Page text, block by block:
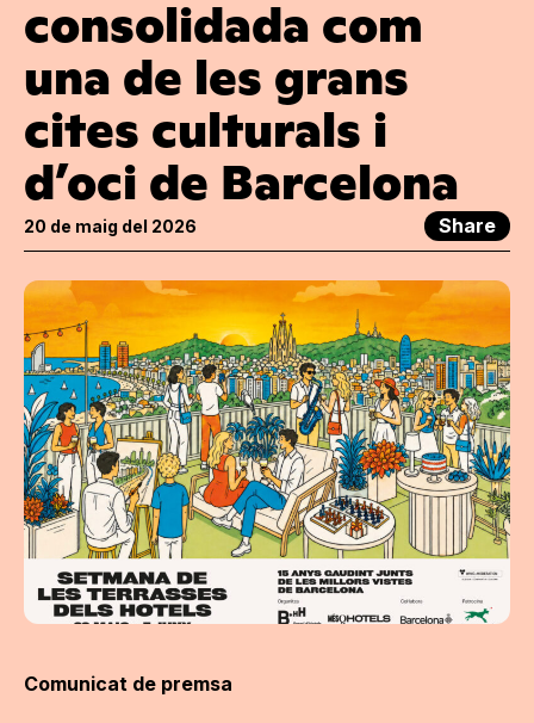
consolidada com
una de les grans
cites culturals i
d’oci de Barcelona
20 de maig del 2026 Share
Comunicat de premsa